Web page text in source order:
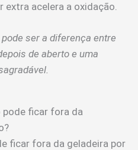
extra acelera a oxidação.
ser a diferença entre
de aberto e uma
ficar fora da
ficar fora da geladeira por